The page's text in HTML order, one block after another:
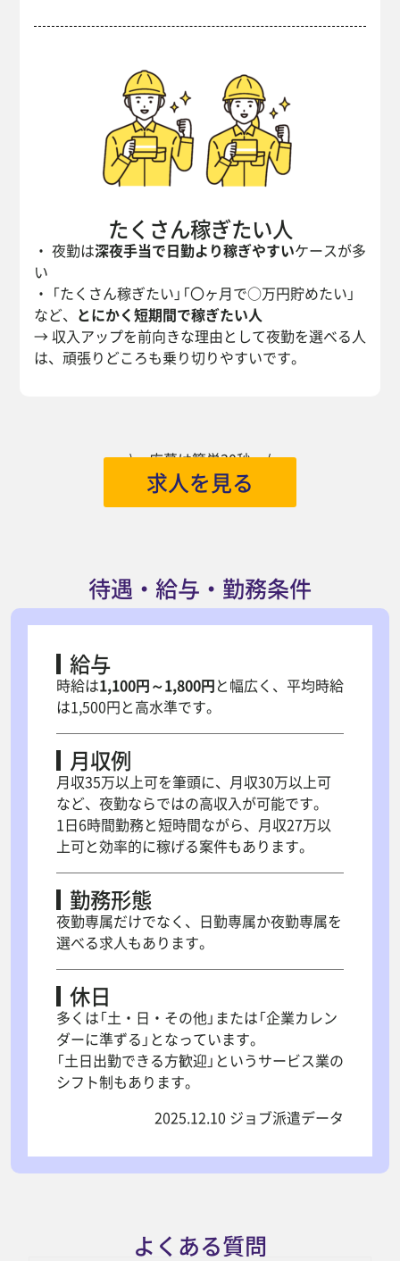
たくさん稼ぎたい人
・ 夜勤は深夜手当で日勤より稼ぎやすいケースが多
い
・ 「たくさん稼ぎたい」「〇ヶ月で○万円貯めたい」
など、 とにかく短期間で稼ぎたい人
→ 収入アップを前向きな理由として夜勤を選べる人
は、頑張りどころも乗り切りやすいです。
\ 応募は簡単30秒 /
求人を見る
待遇・給与・勤務条件
給与
時給は1,100円～1,800円と幅広く、平均時給
は1,500円と高水準です。
月収例
月収35万以上可を筆頭に、月収30万以上可
など、夜勤ならではの高収入が可能です。
1日6時間勤務と短時間ながら、月収27万以
上可と効率的に稼げる案件もあります。
勤務形態
夜勤専属だけでなく、日勤専属か夜勤専属を
選べる求人もあります。
休日
多くは「土・日・その他」または「企業カレン
ダーに準ずる」となっています。
「土日出勤できる方歓迎」というサービス業の
シフト制もあります。
2025.12.10 ジョブ派遣データ
よくある質問